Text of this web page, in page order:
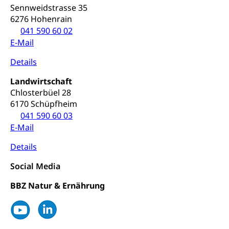
Sennweidstrasse 35
6276 Hohenrain
041 590 60 02
E-Mail
Details
Landwirtschaft
Chlosterbüel 28
6170 Schüpfheim
041 590 60 03
E-Mail
Details
Social Media
BBZ Natur & Ernährung
Angebote für Schulklassen
Zentralschweizer Filmförderung
Mobilität
Schiene und öffentlicher Verkehr
Transportmittel, öffentlicher Verkehr
Verkehrsverbund Luzern VVL
Öffentlicher Verkehr Luzern Mobil
Schifffahrt
Schiffsverkehr, Binnenschifffahrt, Seeschifffahrt,
Flussschifffahrt
Strasse
Autoverkehr, Lastwagenverkehr, Schwerverkehr,
Langsamverkehr, Transportmittel, Auto, Motorrad,
zentras (Betrieb und Unterhalt LU, OW, NW,
Persönliches